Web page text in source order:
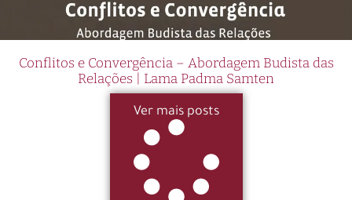
Conflitos e Convergência – Abordagem Budista das
Relações | Lama Padma Samten
Ver mais posts